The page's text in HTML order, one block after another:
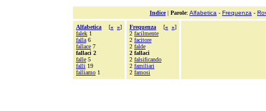
Indice| Parole: Alfabetica - Frequenza -
Alfabetica [« »]
falek 1
falla 6
fallace 7
fallaci 2
falle 5
falli 19
falliamo 1
Frequenza [« »]
2 facilmente
2 facitore
2 falde
2 fallaci
2 falsificando
2 familiari
2 famosi